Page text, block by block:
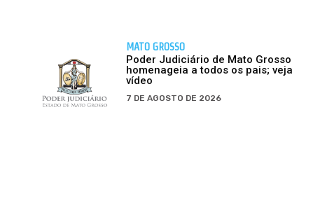
MATO GROSSO
Poder Judiciário de Mato Grosso
homenageia a todos os pais; veja
vídeo
7 DE AGOSTO DE 2026